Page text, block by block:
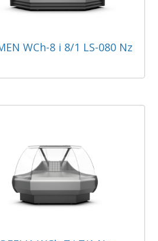
WCh-8 i 8/1 LS-080 Nz